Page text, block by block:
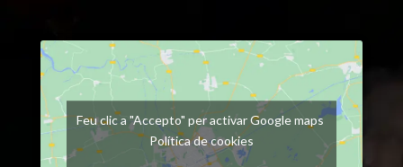
Feu clic a "Accepto" per activar Google maps
Política de cookies